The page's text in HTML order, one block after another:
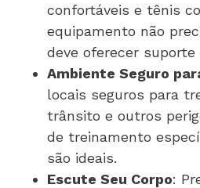
confortáveis e tênis
equipamento não
deve oferecer
Ambiente Seguro
locais seguros para
trânsito e outros
de treinamento
são ideais.
Escute Seu Corpo: